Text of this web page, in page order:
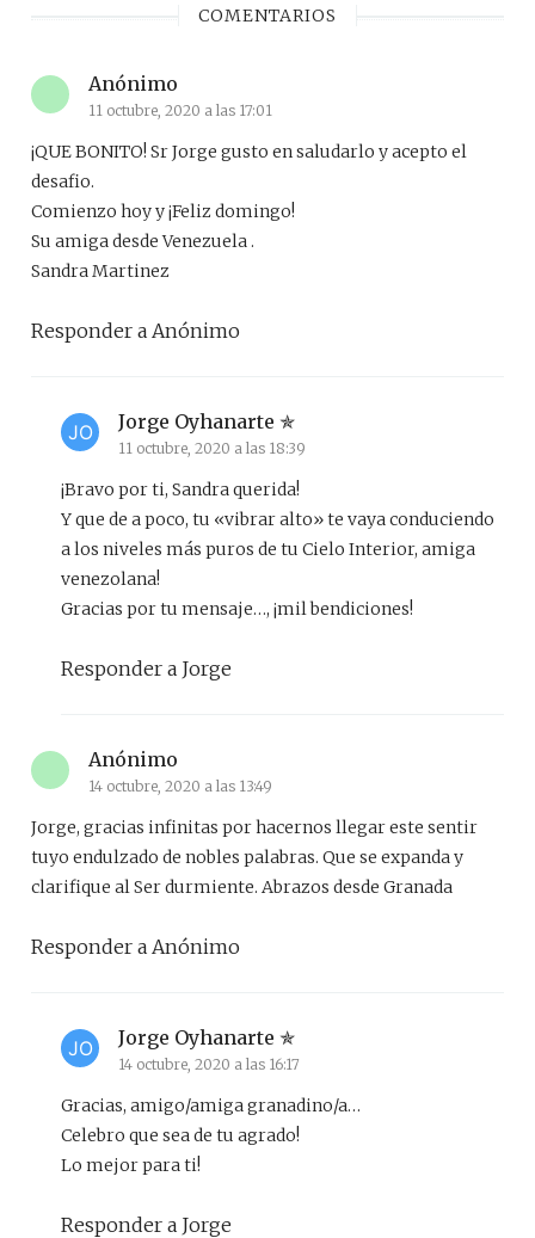
COMENTARIOS
Anónimo
11 octubre, 2020 a las 17:01
¡QUE BONITO! Sr Jorge gusto en saludarlo y acepto el
desafio.
Comienzo hoy y ¡Feliz domingo!
Su amiga desde Venezuela .
Sandra Martinez
Responder a Anónimo
Jorge Oyhanarte
11 octubre, 2020 a las 18:39
¡Bravo por ti, Sandra querida!
Y que de a poco, tu «vibrar alto» te vaya conduciendo
a los niveles más puros de tu Cielo Interior, amiga
venezolana!
Gracias por tu mensaje…, ¡mil bendiciones!
Responder a Jorge
Anónimo
14 octubre, 2020 a las 13:49
Jorge, gracias infinitas por hacernos llegar este sentir
tuyo endulzado de nobles palabras. Que se expanda y
clarifique al Ser durmiente. Abrazos desde Granada
Responder a Anónimo
Jorge Oyhanarte
14 octubre, 2020 a las 16:17
Gracias, amigo/amiga granadino/a…
Celebro que sea de tu agrado!
Lo mejor para ti!
Responder a Jorge